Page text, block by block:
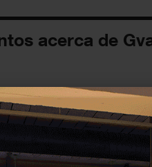
acerca de
FUTURAS